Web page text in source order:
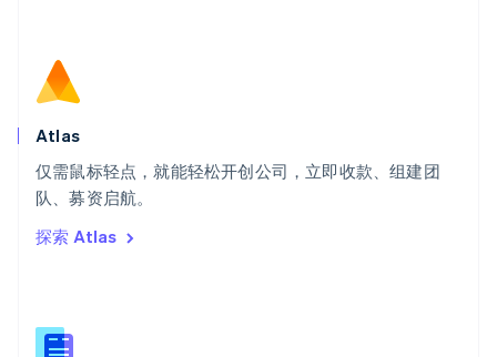
Atlas
仅需鼠标轻点，就能轻松开创公司，立即收款、组建团
队、募资启航。
探索 Atlas
English
斯洛文尼亚
泰国
ไทยEnglish
希腊
English
西班牙
新西兰